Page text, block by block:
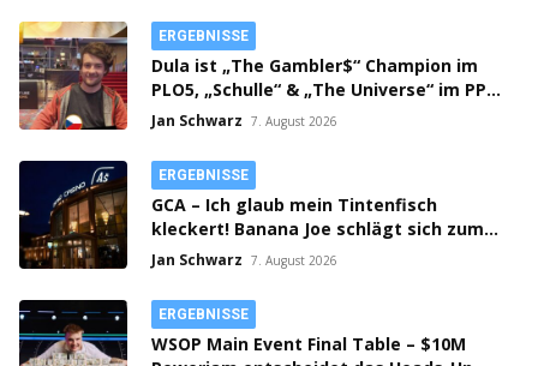
ERGEBNISSE
Dula ist „The Gambler$“ Champion im
PLO5, „Schulle“ & „The Universe“ im PPM
SHR Finale!
Jan Schwarz 7. August 2026
ERGEBNISSE
GCA – Ich glaub mein Tintenfisch
kleckert! Banana Joe schlägt sich zum
Thursday 3k Sieg durch!
Jan Schwarz 7. August 2026
ERGEBNISSE
WSOP Main Event Final Table – $10M